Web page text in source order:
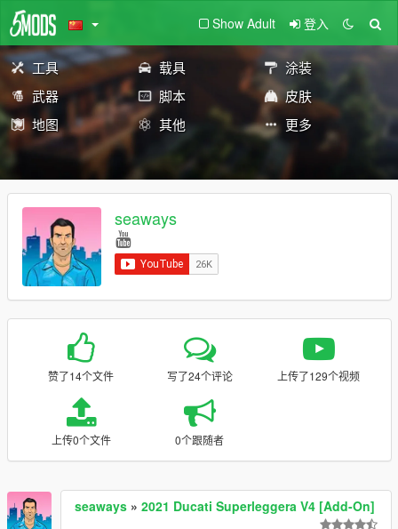
Show Adult 登入
工具 载具
涂装
武器
脚本
皮肤
地图
其他 更多
seaways
赞了14个文件 写了24个评论 上传了129个视频
上传0个文件 0个跟随者
seaways » 2021 Ducati Superleggera V4 [Add-On]